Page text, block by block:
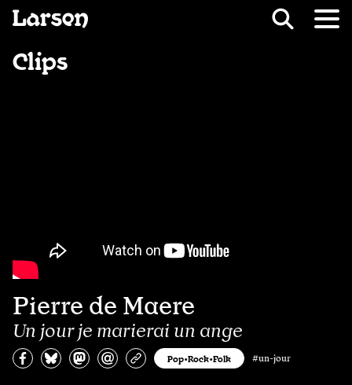
Fil d’ariane
Clips
Pierre de Maere
Un jour je marierai un ange
Partagez sur Facebook
Partager sur Bluesky
Partager sur Mastodon
Partagez par e-mail
Copiez l’urlPop•Rock•Folk #un-jour